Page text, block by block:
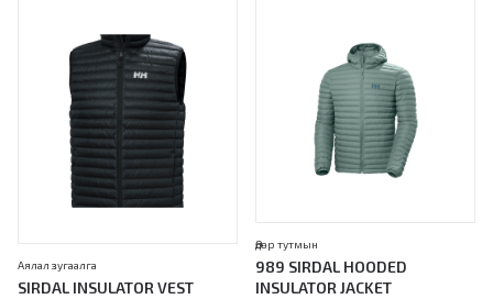
SIRDAL INSULATOR VEST
Аялал зугаалга
989 SIRDAL HOODED
INSULATOR JACKET
Өдөр тутмын